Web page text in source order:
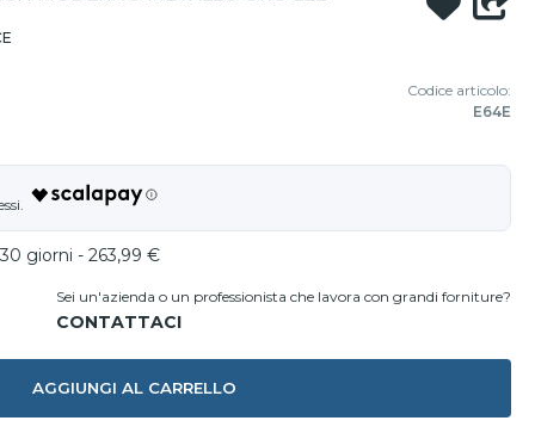
Codice articolo:
E64E
giorni - 263,99 €
Sei un'azienda o un professionista che lavora con grandi forniture?
AGGIUNGI AL CARRELLO